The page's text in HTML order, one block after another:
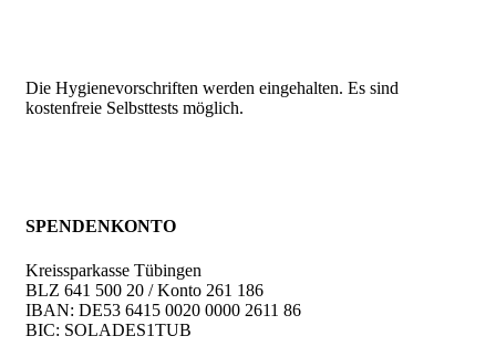
Die Hygienevorschriften werden eingehalten. Es sind
kostenfreie Selbsttests möglich.
SPENDENKONTO
Kreissparkasse Tübingen
BLZ 641 500 20 / Konto 261 186
IBAN: DE53 6415 0020 0000 2611 86
BIC: SOLADES1TUB